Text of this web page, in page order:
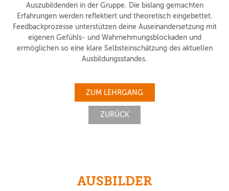
Auszubildenden in der Gruppe. Die bislang gemachten
Erfahrungen werden reflektiert und theoretisch eingebettet.
Feedbackprozesse unterstützen deine Auseinandersetzung mit
eigenen Gefühls- und Wahrnehmungsblockaden und
ermöglichen so eine klare Selbsteinschätzung des aktuellen
Ausbildungsstandes.
ZUM LEHRGANG
ZURÜCK
AUSBILDER